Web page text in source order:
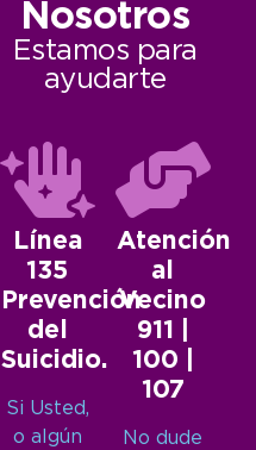
Nosotros
Estamos para
ayudarte
Línea
135
Prevención
del
Suicidio.
Si Usted,
o algún
Atención
al
Vecino
911 |
100 |
107
No dude